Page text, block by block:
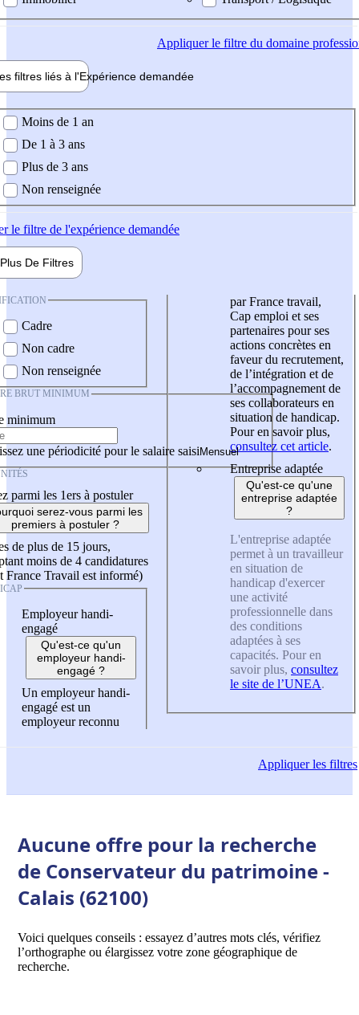
Appliquerle filtre du domaine
filtres liés à l'Expérience demandée
demandée
Moins de 1 an
De 1 à 3 ans
Plus de 3 ans
Non renseignée
le filtre de l'expérience demandée
Plus De Filtres
Cadre
Non cadre
Non renseignée
BRUT MINIMUM
minimum
une périodicité pour le salaire saisi
parmi les 1ers à postuler
serez-vous parmi les
premiers à postuler ?
de plus de 15 jours,
moins de 4 candidatures
France Travail est informé)
Employeur handi-
engagé
Qu'est-ce qu'un
employeur handi-
engagé ?
Un employeur handi-
engagé est un
employeur reconnu
par France travail,
Cap emploi et ses
partenaires pour ses
actions concrètes en
faveur du recrutement,
de l’intégration et de
l’accompagnement de
ses collaborateurs en
situation de handicap.
Pour en savoir plus,
consultez cet article.
Entreprise adaptée
Qu'est-ce qu'une
entreprise adaptée
?
L'entreprise adaptée
permet à un travailleur
en situation de
handicap d'exercer
une activité
professionnelle dans
des conditions
adaptées à ses
capacités. Pour en
savoir plus, consultez
le site de l’UNEA.
Appliquerles filtres
Aucune offre pour la recherche
de Conservateur du patrimoine -
Calais (62100)
Voici quelques conseils : essayez d’autres mots clés, vérifiez
l’orthographe ou élargissez votre zone géographique de
recherche.